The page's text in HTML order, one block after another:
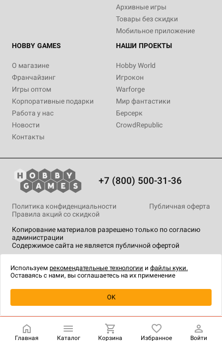
Уведомить о наличии
Архивные игры
Товары без скидки
Мобильное приложение
HOBBY GAMES
О магазине
Франчайзинг
Игры оптом
Корпоративные подарки
Работа у нас
Новости
Контакты
НАШИ ПРОЕКТЫ
Hobby World
Игрокон
Warforge
Мир фантастики
Берсерк
CrowdRepublic
+7 (800) 500-31-36
Копирование материалов разрешено только по согласию
администрации
Содержимое сайта не является публичной офертой
Политика конфиденциальности
Публичная оферта
Правила акций со скидкой
технологии.
Главная Каталог Корзина Избранное Войти
Используем рекомендательные технологии и файлы куки.
Оставаясь с нами, вы соглашаетесь на их применение
OK